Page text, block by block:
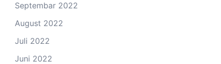
Septembar 2022
August 2022
Juli 2022
Juni 2022